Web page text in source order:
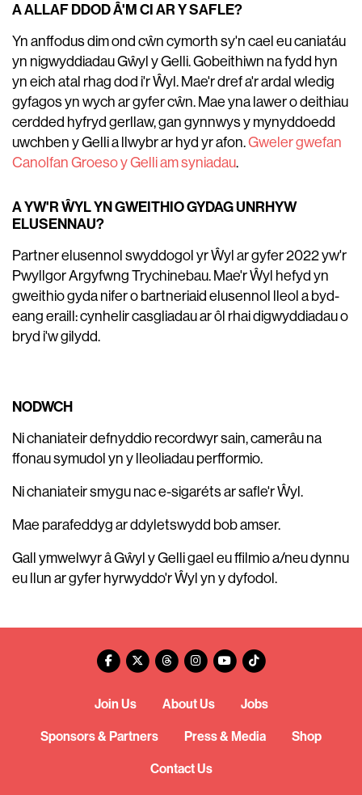
A ALLAF DDOD Â'M CI AR Y SAFLE?
Yn anffodus dim ond cŵn cymorth sy'n cael eu caniatáu
yn nigwyddiadau Gŵyl y Gelli. Gobeithiwn na fydd hyn
yn eich atal rhag dod i'r Ŵyl. Mae'r dref a'r ardal wledig
gyfagos yn wych ar gyfer cŵn. Mae yna lawer o deithiau
cerdded hyfryd gerllaw, gan gynnwys y mynyddoedd
uwchben y Gelli a llwybr ar hyd yr afon.Gweler gwefan
Canolfan Groeso y Gelli am syniadau.
A YW'R ŴYL YN GWEITHIO GYDAG UNRHYW
ELUSENNAU?
Partner elusennol swyddogol yr Ŵyl ar gyfer 2022 yw'r
Pwyllgor Argyfwng Trychinebau. Mae'r Ŵyl hefyd yn
gweithio gyda nifer o bartneriaid elusennol lleol a byd-
eang eraill: cynhelir casgliadau ar ôl rhai digwyddiadau o
bryd i'w gilydd.
NODWCH
Ni chaniateir defnyddio recordwyr sain, camerâu na
ffonau symudol yn y lleoliadau perfformio.
Ni chaniateir smygu nac e-sigaréts ar safle'r Ŵyl.
Mae parafeddyg ar ddyletswydd bob amser.
Gall ymwelwyr â Gŵyl y Gelli gael eu ffilmio a/neu dynnu
eu llun ar gyfer hyrwyddo'r Ŵyl yn y dyfodol.
Join Us About Us Jobs
Sponsors & Partners Press & Media Shop
Contact Us